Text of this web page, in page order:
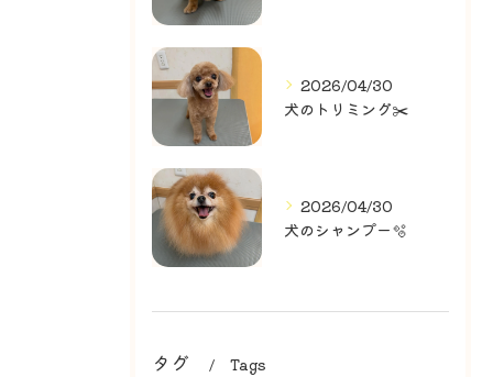
2026/04/30
犬のトリミング✂️
2026/04/30
犬のシャンプー🫧
タグ Tags